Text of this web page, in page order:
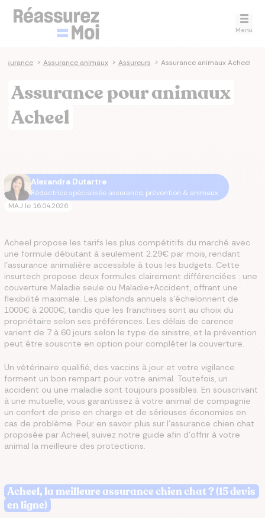
Menu
> Assurance animaux > Assureurs > Assurance animaux Acheel
Assurance pour animaux
Acheel
Alexandra Dutartre
Rédactrice spécialisée assurance, prévention & animaux
MAJ le 16.04.2026
Acheel propose les tarifs les plus compétitifs du marché avec
une formule débutant à seulement 2.29€ par mois, rendant
l'assurance animalière accessible à tous les budgets. Cette
insurtech propose deux formules clairement différenciées : une
couverture Maladie seule ou Maladie+Accident, offrant une
flexibilité maximale. Les plafonds annuels s'échelonnent de
1000€ à 2000€, tandis que les franchises sont au choix du
propriétaire selon ses préférences. Les délais de carence
varient de 7 à 60 jours selon le type de sinistre, et la prévention
peut être souscrite en option pour compléter la couverture.
Un vétérinaire qualifié, des vaccins à jour et votre vigilance
forment un bon rempart pour votre animal. Toutefois, un
accident ou une maladie sont toujours possibles. En souscrivant
à une mutuelle, vous garantissez à votre animal de compagnie
un confort de prise en charge et de sérieuses économies en
cas de problème. Pour en savoir plus sur l'assurance chien chat
proposée par Acheel, suivez notre guide afin d'offrir à votre
animal la meilleure des protections.
Acheel, la meilleure assurance chien chat ? (15 devis
en ligne)